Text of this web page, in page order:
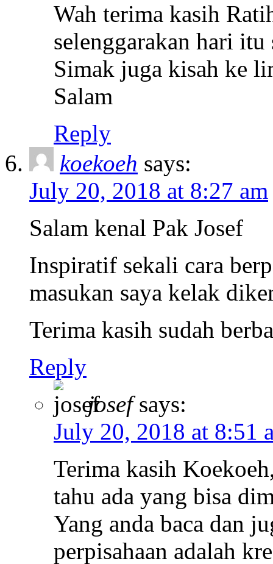
Wah terima kasih
selenggarakan hari itu
Simak juga kisah ke
Salam
Reply
koekoeh says:
July 20, 2018 at 8:27 am
Salam kenal Pak Josef
Inspiratif sekali cara
masukan saya kelak
Terima kasih sudah
Reply
josef says:
July 20, 2018 at 8:51
Terima kasih
tahu ada yang bisa
Yang anda baca dan
perpisahaan adalah